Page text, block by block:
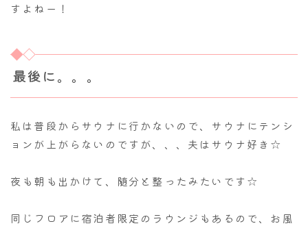
すよねー！
最後に。。。
私は普段からサウナに行かないので、サウナにテンシ
ョンが上がらないのですが、、、夫はサウナ好き☆
夜も朝も出かけて、随分と整ったみたいです☆
同じフロアに宿泊者限定のラウンジもあるので、お風